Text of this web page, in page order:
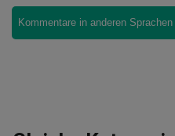
Kommentare in anderen